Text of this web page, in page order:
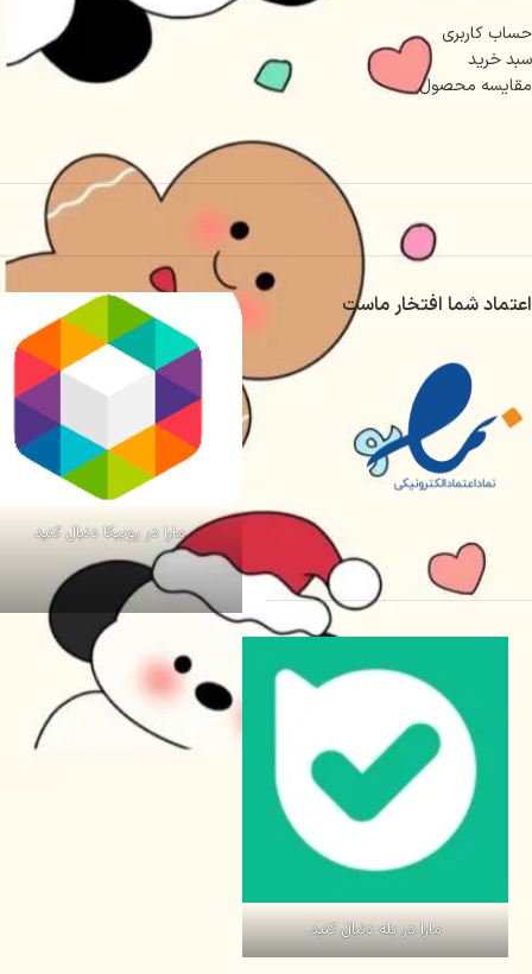
حساب کاربری
سبد خرید
مقایسه محصول
اعتماد شما افتخار ماست
مارا در روبیکا دنبال کنید
مارا در بله دنبال کنید